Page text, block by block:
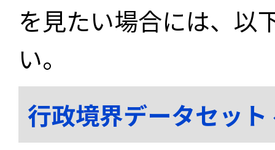
を見たい場合には、以
い。
行政境界データセッ